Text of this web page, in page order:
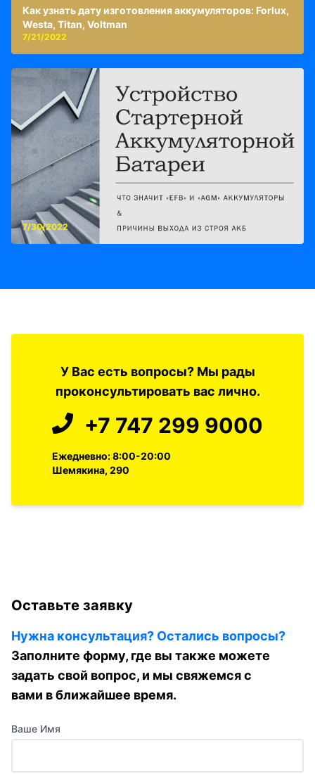
Как узнать дату изготовления аккумуляторов: Forlux,
Westa, Titan, Voltman
7/21/2022
7/30/2022
У Вас есть вопросы? Мы рады
проконсультировать вас лично.
+7 747 299 9000
Ежедневно: 8:00-20:00
Шемякина, 290
Оставьте заявку
Нужна консультация? Остались вопросы?
Заполните форму, где вы также можете
задать свой вопрос, и мы свяжемся с
вами в ближайшее время.
Ваше Имя